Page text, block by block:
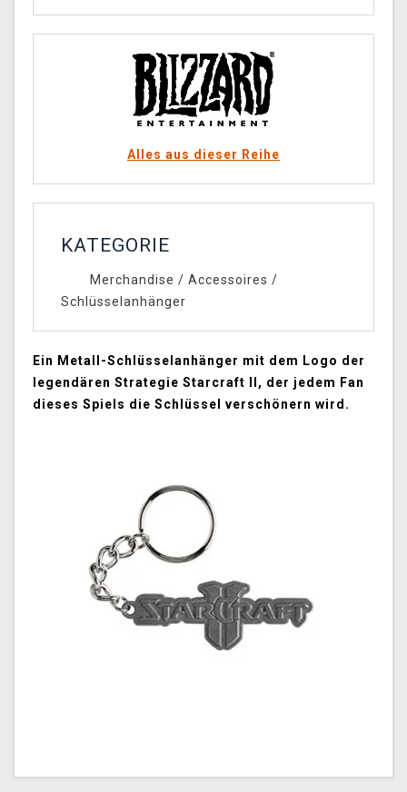
Alles aus dieser Reihe
KATEGORIE
Merchandise / Accessoires /
Schlüsselanhänger
Ein Metall-Schlüsselanhänger mit dem Logo der
legendären Strategie Starcraft II, der jedem Fan
dieses Spiels die Schlüssel verschönern wird.